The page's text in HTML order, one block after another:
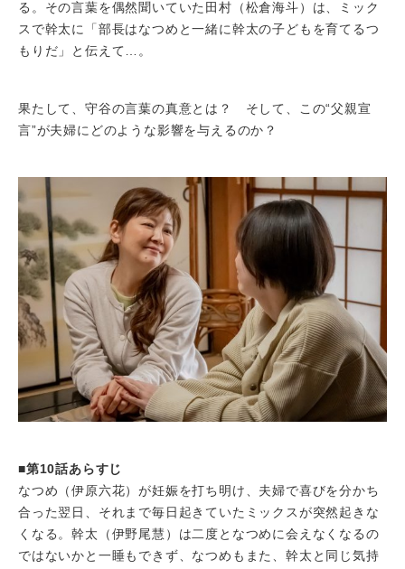
る。その言葉を偶然聞いていた田村（松倉海斗）は、ミック
スで幹太に「部長はなつめと一緒に幹太の子どもを育てるつ
もりだ」と伝えて…。
果たして、守谷の言葉の真意とは？ そして、この“父親宣
言”が夫婦にどのような影響を与えるのか？
■第10話あらすじ
なつめ（伊原六花）が妊娠を打ち明け、夫婦で喜びを分かち
合った翌日、それまで毎日起きていたミックスが突然起きな
くなる。幹太（伊野尾慧）は二度となつめに会えなくなるの
ではないかと一睡もできず、なつめもまた、幹太と同じ気持